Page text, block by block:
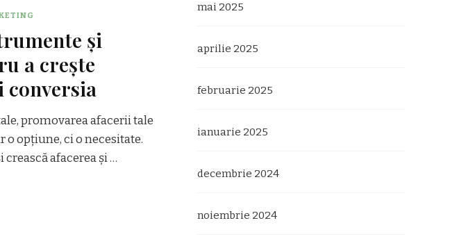
și
a crește
conversia
promovarea afacerii tale
o opțiune, ci o necesitate.
crească afacerea și …
mai 2025
aprilie 2025
februarie 2025
ianuarie 2025
decembrie 2024
noiembrie 2024